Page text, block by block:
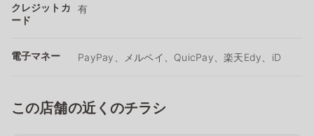
クレジットカ
ード
有
電子マネー PayPay、メルペイ、QuicPay、楽天Edy、iD
この店舗の近くのチラシ